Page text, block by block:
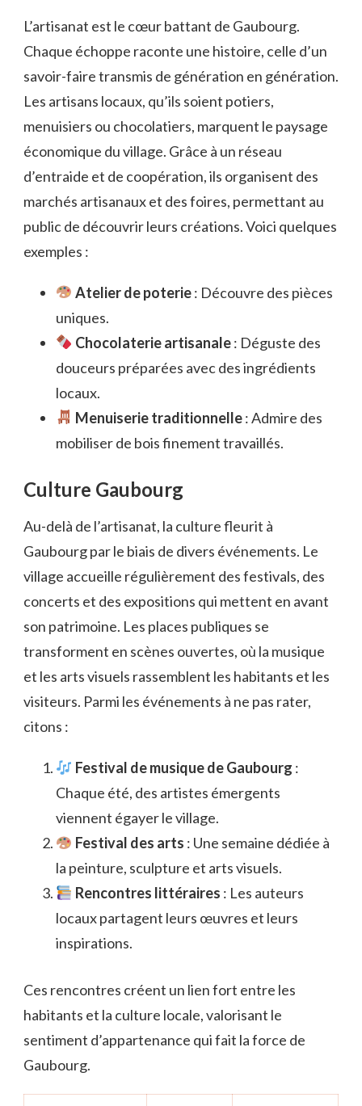
L’artisanat est le cœur battant de Gaubourg.
Chaque échoppe raconte une histoire, celle d’un
savoir-faire transmis de génération en génération.
Les artisans locaux, qu’ils soient potiers,
menuisiers ou chocolatiers, marquent le paysage
économique du village. Grâce à un réseau
d’entraide et de coopération, ils organisent des
marchés artisanaux et des foires, permettant au
public de découvrir leurs créations. Voici quelques
exemples :
Atelier de poterie: Découvre des pièces
uniques.
Chocolaterie artisanale: Déguste des
douceurs préparées avec des ingrédients
locaux.
Menuiserie traditionnelle: Admire des
mobiliser de bois finement travaillés.
Culture Gaubourg
Au-delà de l’artisanat, la culture fleurit à
Gaubourg par le biais de divers événements. Le
village accueille régulièrement des festivals, des
concerts et des expositions qui mettent en avant
son patrimoine. Les places publiques se
transforment en scènes ouvertes, où la musique
et les arts visuels rassemblent les habitants et les
visiteurs. Parmi les événements à ne pas rater,
citons :
Festival de musique de Gaubourg :
Chaque été, des artistes émergents
viennent égayer le village.
Festival des arts : Une semaine dédiée à
la peinture, sculpture et arts visuels.
Rencontres littéraires : Les auteurs
locaux partagent leurs œuvres et leurs
inspirations.
Ces rencontres créent un lien fort entre les
habitants et la culture locale, valorisant le
sentiment d’appartenance qui fait la force de
Gaubourg.